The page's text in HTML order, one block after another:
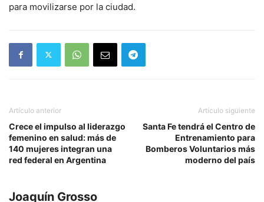
para movilizarse por la ciudad.
Artículo anterior
Crece el impulso al liderazgo
femenino en salud: más de
140 mujeres integran una
red federal en Argentina
Artículo siguiente
Santa Fe tendrá el Centro de
Entrenamiento para
Bomberos Voluntarios más
moderno del país
Joaquín Grosso